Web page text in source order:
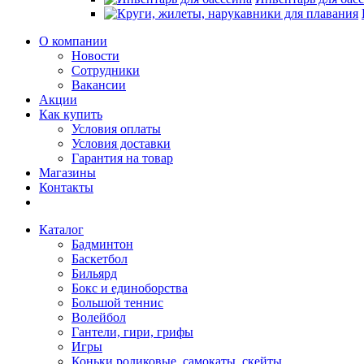
О компании
Новости
Сотрудники
Вакансии
Акции
Как купить
Условия оплаты
Условия доставки
Гарантия на товар
Магазины
Контакты
Каталог
Бадминтон
Баскетбол
Бильярд
Бокс и единоборства
Большой теннис
Волейбол
Гантели, гири, грифы
Игры
Коньки роликовые, самокаты, скейты